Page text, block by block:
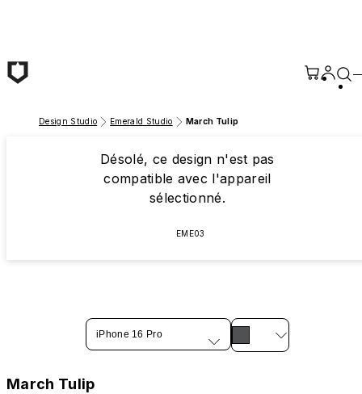
Design Studio Emerald Studio March Tulip
Désolé, ce design n'est pas
compatible avec l'appareil
sélectionné.
EME03
iPhone 16 Pro
March Tulip